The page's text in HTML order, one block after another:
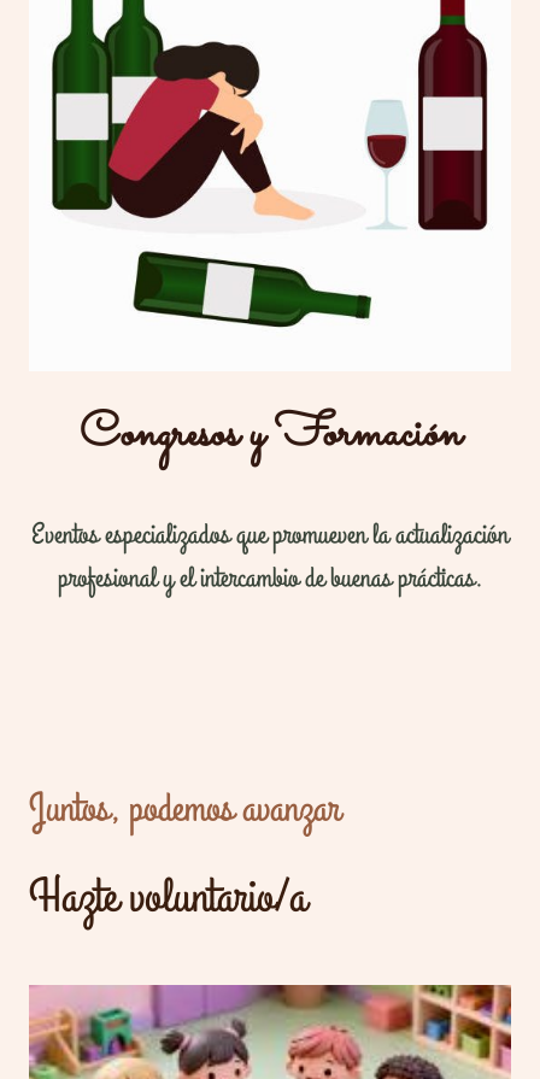
Congresos y Formación
Eventos especializados que promueven la actualización
profesional y el intercambio de buenas prácticas.
Juntos, podemos avanzar
Hazte voluntario/a